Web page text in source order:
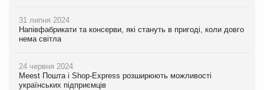
31 липня 2024
Напівфабрикати та консерви, які стануть в пригоді, коли довго
нема світла
24 червня 2024
Meest Пошта і Shop-Express розширюють можливості
українських підприємців